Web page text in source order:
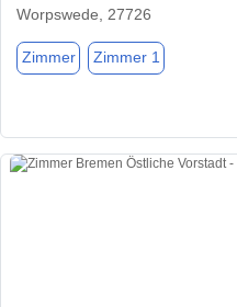
Worpswede, 27726
Zimmer Zimmer 1